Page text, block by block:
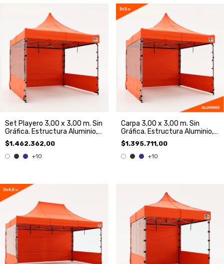
Set Playero 3,00 x 3,00 m. Sin
Gráfica. Estructura Aluminio,
Techo y 3 paredes
$1.462.362,00
+10
Carpa 3,00 x 3,00 m. Sin
Gráfica. Estructura Aluminio,
Techo y 3 Paredes
$1.395.711,00
+10